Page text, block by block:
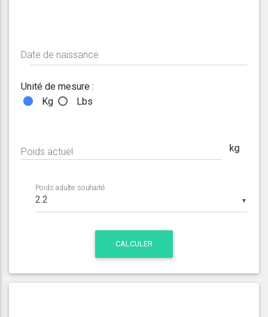
Date de naissance
Unité de mesure :
Kg
Lbs
Poids actuel kg
▼
Poids adulte souhaité
CALCULER